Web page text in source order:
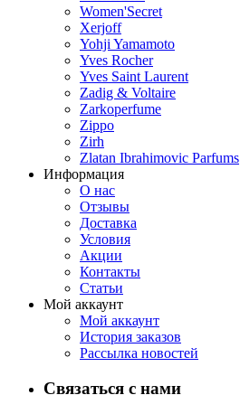
Women'Secret
Xerjoff
Yohji Yamamoto
Yves Rocher
Yves Saint Laurent
Zadig & Voltaire
Zarkoperfume
Zippo
Zirh
Zlatan Ibrahimovic Parfums
Информация
О нас
Отзывы
Доставка
Условия
Aкции
Контакты
Статьи
Мой аккаунт
Мой аккаунт
История заказов
Рассылка новостей
Связаться с нами